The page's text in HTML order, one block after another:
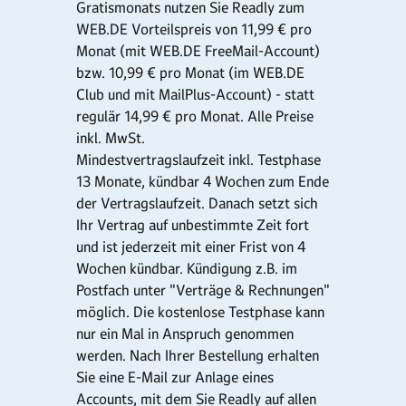
Gratismonats nutzen Sie Readly zum
WEB.DE Vorteilspreis von 11,99 € pro
Monat (mit WEB.DE FreeMail-Account)
bzw. 10,99 € pro Monat (im WEB.DE
Club und mit MailPlus-Account) - statt
regulär 14,99 € pro Monat. Alle Preise
inkl. MwSt.
Mindestvertragslaufzeit inkl. Testphase
13 Monate, kündbar 4 Wochen zum Ende
der Vertragslaufzeit. Danach setzt sich
Ihr Vertrag auf unbestimmte Zeit fort
und ist jederzeit mit einer Frist von 4
Wochen kündbar. Kündigung z.B. im
Postfach unter "Verträge & Rechnungen"
möglich. Die kostenlose Testphase kann
nur ein Mal in Anspruch genommen
werden. Nach Ihrer Bestellung erhalten
Sie eine E-Mail zur Anlage eines
Accounts, mit dem Sie Readly auf allen